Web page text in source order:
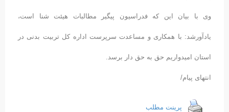
وی با بیان این که فدراسیون پیگیر مطالبات هیئت شنا است،
یادآورشد: با همکاری و مساعدت سرپرست اداره کل تربیت بدنی در
استان امیدواریم حق به حق دار برسد.
انتهای پیام/
پرینت مطلب